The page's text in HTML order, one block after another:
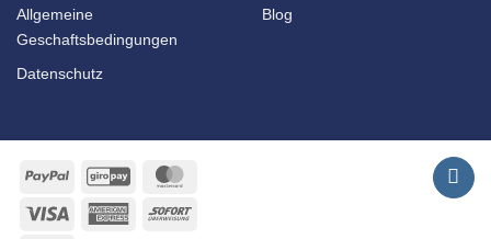
Allgemeine
Geschaftsbedingungen
Datenschutz
Blog
PayPal GiroPay
Visa
AmericanSofort